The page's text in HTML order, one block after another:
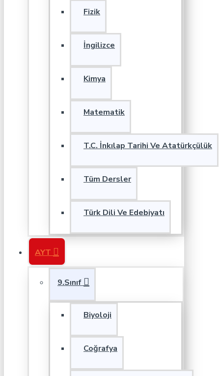
Fizik
İngilizce
Kimya
Matematik
T.C. İnkılap Tarihi Ve Atatürkçülük
Tüm Dersler
Türk Dili Ve Edebiyatı
AYT
9.Sınıf
Biyoloji
Coğrafya